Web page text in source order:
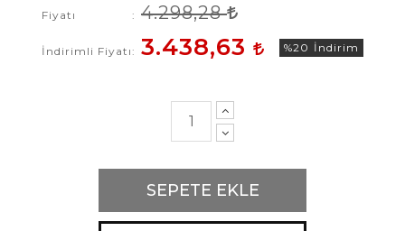
Fiyatı 4.298,28
İndirimli Fiyatı 3.438,63 %20 İndirim
SEPETE EKLE